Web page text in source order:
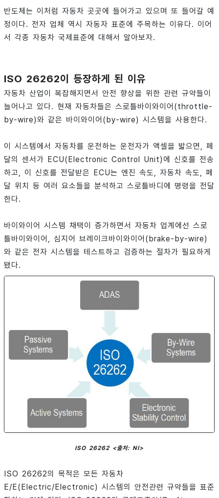
반도체는 이처럼 자동차 곳곳에 들어가고 있으며 또 들어갈 예
정이다. 전자 업체 역시 자동자 표준에 주목하는 이유다. 이어
서 각종 자동차 국제표준에 대해서 알아보자.
ISO 26262이 등장하게 된 이유
자동차 산업이 복잡해지면서 안전 향상을 위한 관련 규약들이
늘어나고 있다. 현재 자동차들은 스로틀바이와이어(throttle-
by-wire)와 같은 바이와이어(by-wire) 시스템을 사용한다.
이 시스템에서 자동차를 운전하는 운전자가 액셀을 밟으면, 페
달의 센서가 ECU(Electronic Control Unit)에 신호를 전송
하고, 이 신호를 전달받은 ECU는 엔진 속도, 자동차 속도, 페
달 위치 등 여러 요소들을 분석하고 스로틀바디에 명령을 전달
한다.
바이와이어 시스템 채택이 증가하면서 자동차 업계에선 스로
틀바이와이어, 심지어 브레이크바이와이어(brake-by-wire)
와 같은 전자 시스템을 테스트하고 검증하는 절차가 필요하게
됐다.
ISO 26262 <출처: NI>
ISO 26262의 목적은 모든 자동차
E/E(Electric/Electronic) 시스템의 안전관련 규약들을 표준